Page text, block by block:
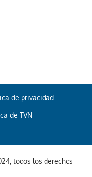
de privacidad
de TVN
todos los derechos